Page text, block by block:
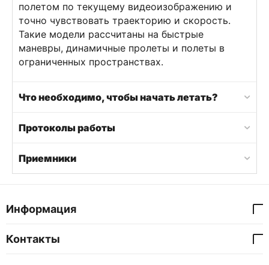
полетом по текущему видеоизображению и
точно чувствовать траекторию и скорость.
Такие модели рассчитаны на быстрые
маневры, динамичные пролеты и полеты в
ограниченных пространствах.
Что необходимо, чтобы начать летать?
Протоколы работы
Приемники
Информация
Контакты